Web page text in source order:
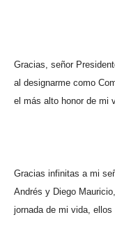
Gracias, señor
al designarme como
el más alto honor de mi
Gracias infinitas a mi
Andrés y Diego
jornada de mi vida,